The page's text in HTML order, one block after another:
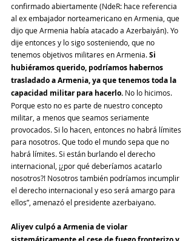
confirmado abiertamente (NdeR: hace referencia
al ex embajador norteamericano en Armenia, que
dijo que Armenia había atacado a Azerbaiyán). Yo
dije entonces y lo sigo sosteniendo, que no
tenemos objetivos militares en Armenia. Si
hubiéramos querido, podríamos habernos
trasladado a Armenia, ya que tenemos toda la
capacidad militar para hacerlo. No lo hicimos.
Porque esto no es parte de nuestro concepto
militar, a menos que seamos seriamente
provocados. Si lo hacen, entonces no habrá límites
para nosotros. Que todo el mundo sepa que no
habrá límites. Si están burlando el derecho
internacional, ¡¿por qué deberíamos acatarlo
nosotros?! Nosotros también podríamos incumplir
el derecho internacional y eso será amargo para
ellos”, amenazó el presidente azerbaiyano.
Aliyev culpó a Armenia de violar